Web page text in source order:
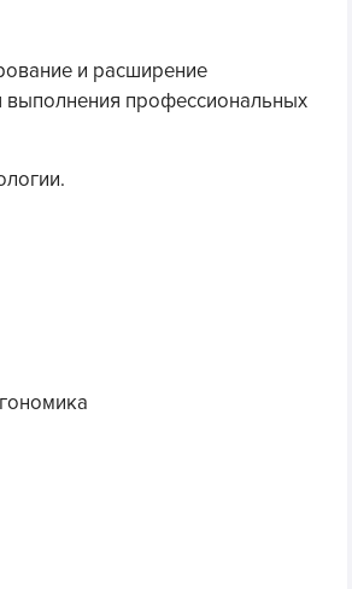
и расширение
профессиональных